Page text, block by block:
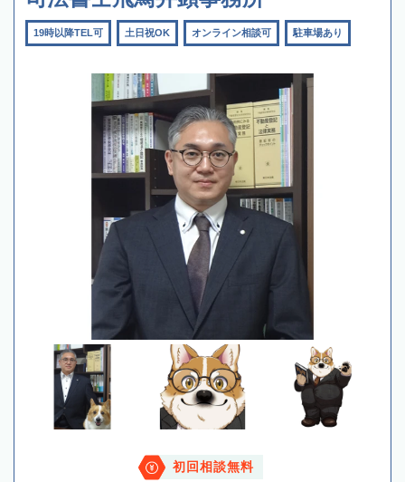
19時以降TEL可 土日祝OK オンライン相談可 駐車場あり
初回相談無料